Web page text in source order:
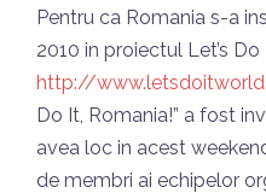
Pentru ca Romania s-a
2010 in proiectul Let’s Do
http://
Do It, Romania!” a fost
avea loc in acest
de membri ai echipelor